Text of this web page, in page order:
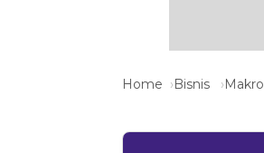
Home Bisnis Makro